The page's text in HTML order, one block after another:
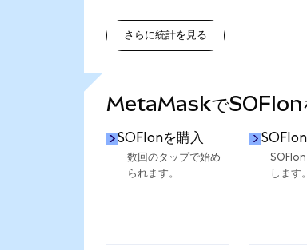
さらに統計を見る
MetaMaskでSOFIon
SOFIonを購入
数回のタップで始め
られます。
します。